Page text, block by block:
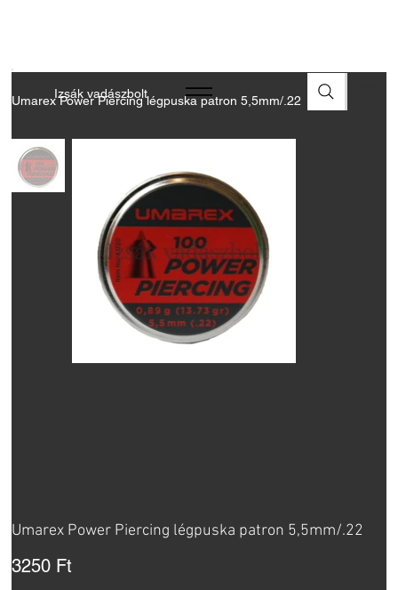
Izsák vadászbolt
Umarex Power Piercing légpuska patron 5,5mm/.22
Umarex Power Piercing légpuska patron 5,5mm/.22
Ár
3250 Ft